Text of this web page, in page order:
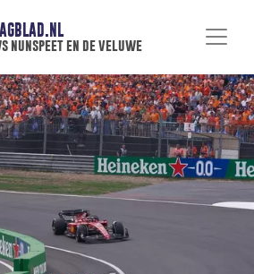
nunspeet en de veluwe